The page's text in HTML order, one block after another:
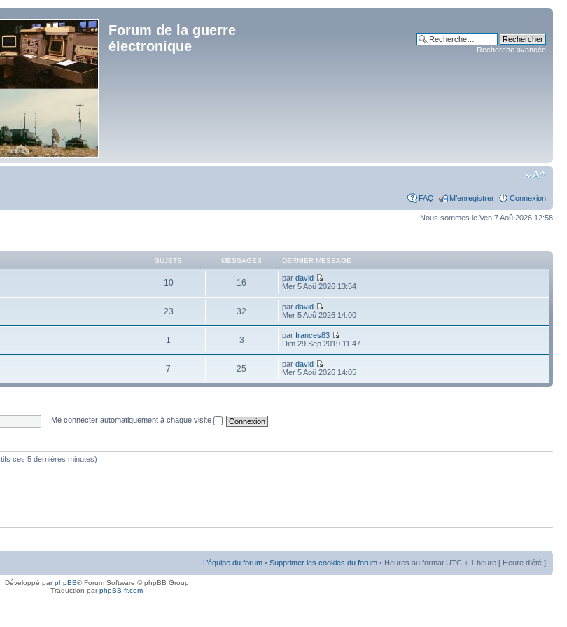
Forum de la guerre
électronique
Recherche avancée
FAQ M’enregistrer Connexion
Nous sommes le Ven 7 Aoû 2026 12:58
SUJETS MESSAGES DERNIER MESSAGE
10 16 pardavid
Mer 5 Aoû 2026 13:54
23 32 pardavid
Mer 5 Aoû 2026 14:00
1 3 parfrances83
Dim 29 Sep 2019 11:47
7 25 pardavid
Mer 5 Aoû 2026 14:05
Me connecter automatiquement à chaque visite
ces 5 dernières minutes)
L’équipe du forum • Supprimer les cookies du forum • Heures au format UTC + 1 heure [ Heure d’été ]
Développé parphpBB® Forum Software © phpBB Group
Traduction parphpBB-fr.com